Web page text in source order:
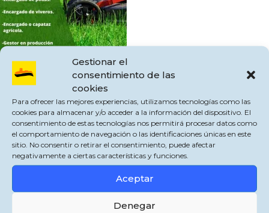
Gestionar el
consentimiento de las
cookies
Para ofrecer las mejores experiencias, utilizamos tecnologías como las
cookies para almacenar y/o acceder a la información del dispositivo. El
consentimiento de estas tecnologías nos permitirá procesar datos como
el comportamiento de navegación o las identificaciones únicas en este
sitio. No consentir o retirar el consentimiento, puede afectar
negativamente a ciertas características y funciones.
Aceptar
Denegar
junio para acceder a los ciclos formativos que se imparten en Jimena de la
El I.E.S. Hozgarganta mantiene abierto el plazo de admisión para diferentes
ciclos de Formación Profesional de cara al próximo curso académico.
Administrativa, que ofrece salidas profesionales como auxiliar administrativo,
recepcionista, auxiliar en administraciones públicas o administrativo